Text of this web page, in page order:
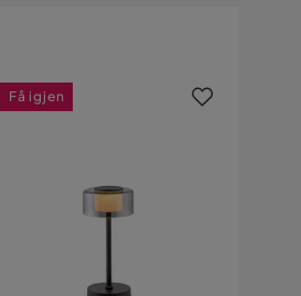
Få igjen